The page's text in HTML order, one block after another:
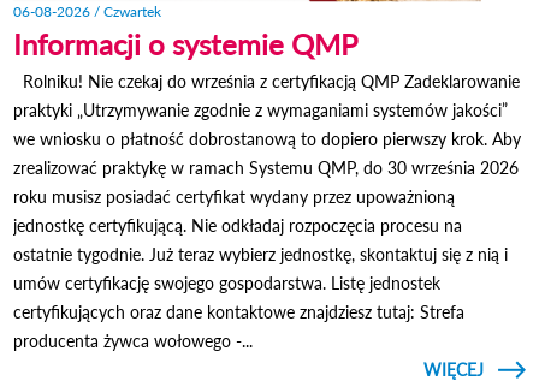
06-08-2026 / Czwartek
Informacji o systemie QMP
Rolniku! Nie czekaj do września z certyfikacją QMP Zadeklarowanie
praktyki „Utrzymywanie zgodnie z wymaganiami systemów jakości”
we wniosku o płatność dobrostanową to dopiero pierwszy krok. Aby
zrealizować praktykę w ramach Systemu QMP, do 30 września 2026
roku musisz posiadać certyfikat wydany przez upoważnioną
jednostkę certyfikującą. Nie odkładaj rozpoczęcia procesu na
ostatnie tygodnie. Już teraz wybierz jednostkę, skontaktuj się z nią i
umów certyfikację swojego gospodarstwa. Listę jednostek
certyfikujących oraz dane kontaktowe znajdziesz tutaj: Strefa
producenta żywca wołowego -...
CZYTAJ
WIĘCEJ